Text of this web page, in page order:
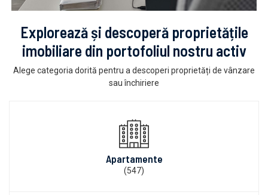
Explorează și descoperă proprietățile
imobiliare din portofoliul nostru activ
Alege categoria dorită pentru a descoperi proprietăți de vânzare
sau închiriere
Apartamente
(547)